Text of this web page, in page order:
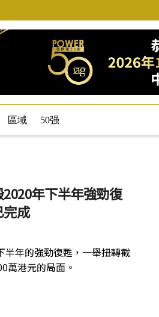
區域 50强
年下半年強勁復
成
半年的強勁復甦，一舉扭轉截
萬港元的局面。